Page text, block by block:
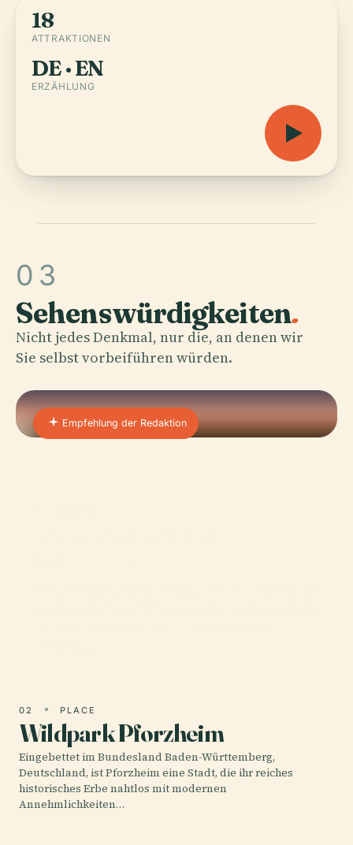
18
ATTRAKTIONEN
DE · EN
ERZÄHLUNG
03
Sehenswürdigkeiten.
Nicht jedes Denkmal, nur die, an denen wir
Sie selbst vorbeiführen würden.
Empfehlung der Redaktion
02 PLACE
Wildpark Pforzheim
Eingebettet im Bundesland Baden-Württemberg,
Deutschland, ist Pforzheim eine Stadt, die ihr reiches
historisches Erbe nahtlos mit modernen
Annehmlichkeiten…